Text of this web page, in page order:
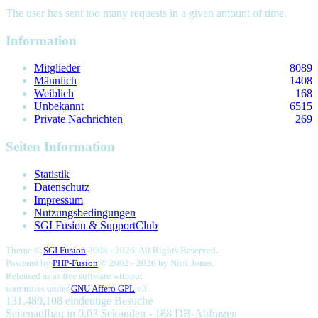
The user has sent too many requests in a given amount of time.
Information
Mitglieder
8089
Männlich
1408
Weiblich
168
Unbekannt
6515
Private Nachrichten
269
Seiten Information
Statistik
Datenschutz
Impressum
Nutzungsbedingungen
SGI Fusion & SupportClub
Theme © SGI Fusion 2008 - 2026. All Rights Reserved.
Powered by PHP-Fusion © 2002 - 2026 by Nick Jones.
Released as as free software without
warranties under GNU Affero GPL v3.
131,480,108 eindeutige Besuche
Seitenaufbau in 0.03 Sekunden - 188 DB-Abfragen